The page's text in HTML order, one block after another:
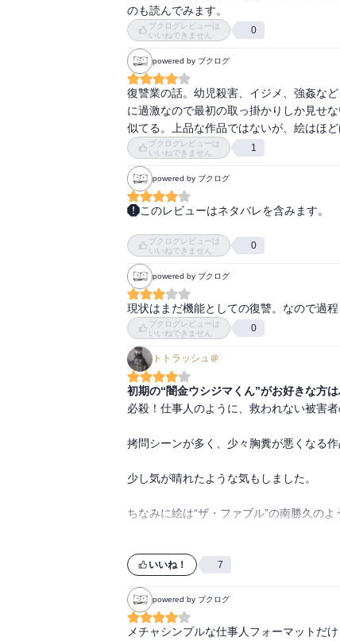
のも読んでみます。
ブクログレビューは
いいねできません
0
powered by ブクログ
復讐業の話。幼児殺害、イジメ、強姦な
に過激なので最初の取っ掛かりしか見せ
似てる。上品な作品ではないが、絵はほど
ブクログレビューは
いいねできません
1
powered by ブクログ
このレビューはネタバレを含みます。
絵面としては、シマウマからセックスを
内容的にはシマウマ的必殺仕事人という感
同じ月刊誌に同時期に乗る作品にしては似
ブクログレビューは
いいねできません
0
powered by ブクログ
現状はまだ機能としての復讐。なので過
ブクログレビューは
いいねできません
0
トトラッシュ＠
初期の“闇金ウシジマくん”がお好きな方は
必殺！仕事人のように、救われない被害
拷問シーンが多く、少々胸糞が悪くなる
少し気が晴れたような気もしました。
ちなみに絵は“ザ・ファブル”の南勝久の
初期の“闇金ウシジマくん”がお好きな方
いいね！ 7
powered by ブクログ
メチャシンプルな仕事人フォーマットだ